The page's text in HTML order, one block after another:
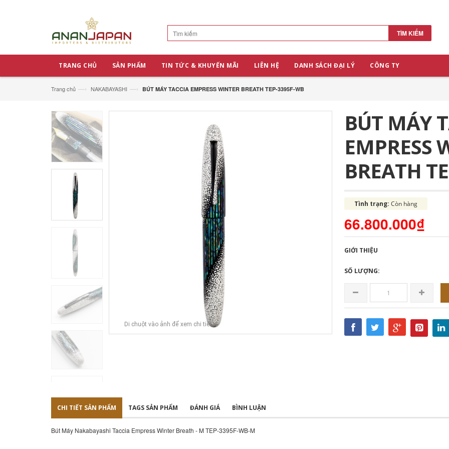
TÌM KIẾM
TRANG CHỦ SẢN PHẨM TIN TỨC & KHUYẾN MÃI LIÊN HỆ DANH SÁCH ĐẠI LÝ CÔNG TY
Trang chủ —› NAKABAYASHI —› BÚT MÁY TACCIA EMPRESS WINTER BREATH TEP-3395F-WB
Di chuột vào ảnh để xem chi tiết
BÚT MÁY
EMPRESS
BREATH
Tình trạng: Còn hàng
66.800.000₫
GIỚI THIỆU
SỐ LƯỢNG:
CHI TIẾT SẢN PHẨM TAGS SẢN PHẨM ĐÁNH GIÁ BÌNH LUẬN
Bút Máy Nakabayashi Taccia Empress Winter Breath - M TEP-3395F-WB-M